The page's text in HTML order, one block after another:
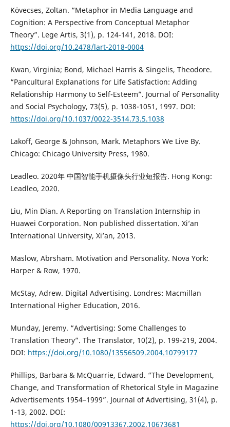
Kövecses, Zoltan. “Metaphor in Media Language and
Cognition: A Perspective from Conceptual Metaphor
Theory”. Lege Artis, 3(1), p. 124-141, 2018. DOI:
https://doi.org/10.2478/lart-2018-0004
Kwan, Virginia; Bond, Michael Harris & Singelis, Theodore.
“Pancultural Explanations for Life Satisfaction: Adding
Relationship Harmony to Self-Esteem”. Journal of Personality
and Social Psychology, 73(5), p. 1038-1051, 1997. DOI:
https://doi.org/10.1037/0022-3514.73.5.1038
Lakoff, George & Johnson, Mark. Metaphors We Live By.
Chicago: Chicago University Press, 1980.
Leadleo. 2020年 中国智能手机摄像头行业短报告. Hong Kong:
Leadleo, 2020.
Liu, Min Dian. A Reporting on Translation Internship in
Huawei Corporation. Non published dissertation. Xi’an
International University, Xi’an, 2013.
Maslow, Abrsham. Motivation and Personality. Nova York:
Harper & Row, 1970.
McStay, Adrew. Digital Advertising. Londres: Macmillan
International Higher Education, 2016.
Munday, Jeremy. “Advertising: Some Challenges to
Translation Theory”. The Translator, 10(2), p. 199-219, 2004.
DOI: https://doi.org/10.1080/13556509.2004.10799177
Phillips, Barbara & McQuarrie, Edward. “The Development,
Change, and Transformation of Rhetorical Style in Magazine
Advertisements 1954–1999”. Journal of Advertising, 31(4), p.
1-13, 2002. DOI:
https://doi.org/10.1080/00913367.2002.10673681